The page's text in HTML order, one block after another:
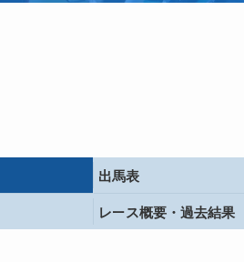
出馬表
レース概要・ 過去結果